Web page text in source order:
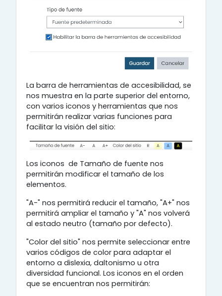
La barra de herramientas de accesibilidad, se
nos muestra en la parte superior del entorno,
con varios iconos y herramientas que nos
permitirán realizar varias funciones para
facilitar la visión del sitio:
Los iconos de Tamaño de fuente nos
permitirán modificar el tamaño de los
elementos.
"A-" nos permitirá reducir el tamaño, "A+" nos
permitirá ampliar el tamaño y "A" nos volverá
al estado neutro (tamaño por defecto).
"Color del sitio" nos permite seleccionar entre
varios códigos de color para adaptar el
entorno a dislexia, daltonismo u otra
diversidad funcional. Los iconos en el orden
que se encuentran nos permitirán: